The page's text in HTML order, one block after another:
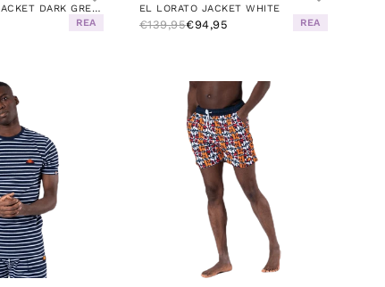
EL ARNET JNR JACKET DARK GREY MARL/BLACK
REA
EL LORATO JACKET WHITE
€139,95€94,95 REA